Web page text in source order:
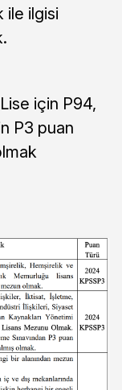
ile ilgisi
için P94,
P3 puan